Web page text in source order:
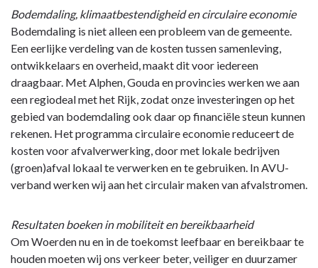
fysiek
beheer
openbare
ruimte
vervoer
Bodemdaling, klimaatbestendigheid en circulaire economie
Bodemdaling is niet alleen een probleem van de gemeente.
Een eerlijke verdeling van de kosten tussen samenleving,
ontwikkelaars en overheid, maakt dit voor iedereen
draagbaar. Met Alphen, Gouda en provincies werken we aan
een regiodeal met het Rijk, zodat onze investeringen op het
gebied van bodemdaling ook daar op financiële steun kunnen
rekenen. Het programma circulaire economie reduceert de
kosten voor afvalverwerking, door met lokale bedrijven
(groen)afval lokaal te verwerken en te gebruiken. In AVU-
verband werken wij aan het circulair maken van afvalstromen.
Resultaten boeken in mobiliteit en bereikbaarheid
Om Woerden nu en in de toekomst leefbaar en bereikbaar te
houden moeten wij ons verkeer beter, veiliger en duurzamer